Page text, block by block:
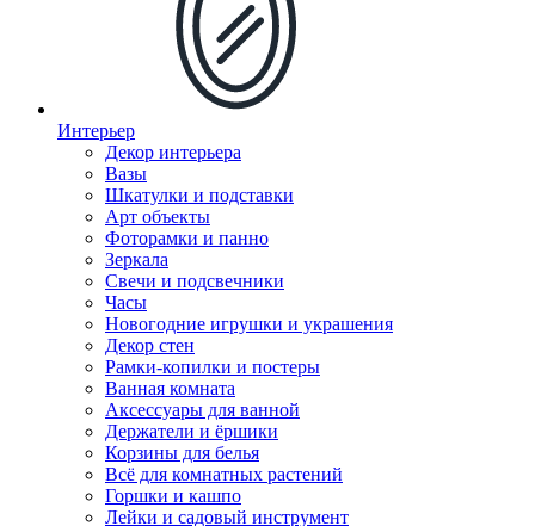
Интерьер
Декор интерьера
Вазы
Шкатулки и подставки
Арт объекты
Фоторамки и панно
Зеркала
Свечи и подсвечники
Часы
Новогодние игрушки и украшения
Декор стен
Рамки-копилки и постеры
Ванная комната
Аксессуары для ванной
Держатели и ёршики
Корзины для белья
Всё для комнатных растений
Горшки и кашпо
Лейки и садовый инструмент